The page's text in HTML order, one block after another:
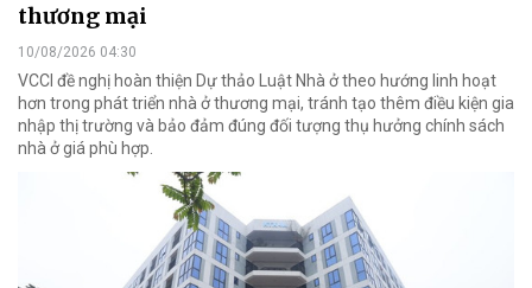
thương mại
10/08/2026 04:30
VCCI đề nghị hoàn thiện Dự thảo Luật Nhà ở theo hướng linh hoạt
hơn trong phát triển nhà ở thương mại, tránh tạo thêm điều kiện gia
nhập thị trường và bảo đảm đúng đối tượng thụ hưởng chính sách
nhà ở giá phù hợp.